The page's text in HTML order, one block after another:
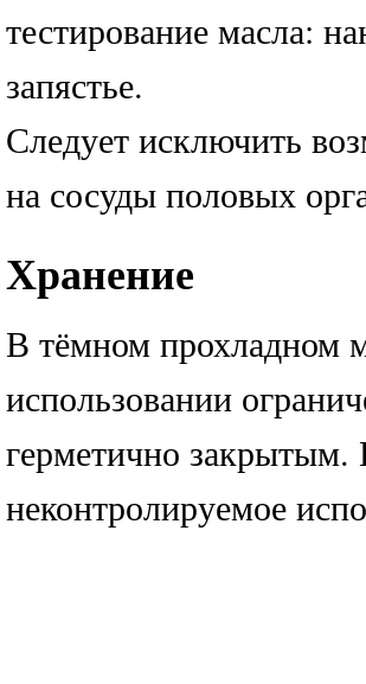
тестирование масла:
запястье.
Следует исключить
на сосуды половых
Хранение
В тёмном прохладном
использовании
герметично закрытым.
неконтролируемое